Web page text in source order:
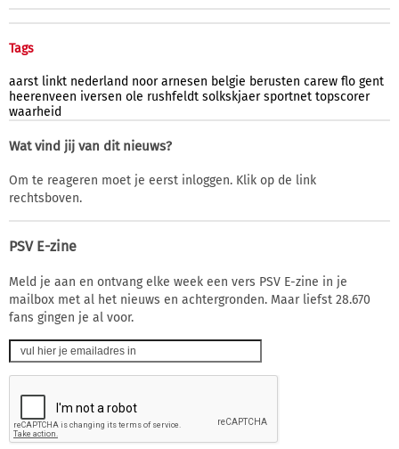
Tags
aarst linkt nederland noor arnesen belgie berusten carew flo gent
heerenveen iversen ole rushfeldt solkskjaer sportnet topscorer
waarheid
Wat vind jij van dit nieuws?
Om te reageren moet je eerst inloggen. Klik op de link
rechtsboven.
PSV E-zine
Meld je aan en ontvang elke week een vers PSV E-zine in je
mailbox met al het nieuws en achtergronden. Maar liefst 28.670
fans gingen je al voor.